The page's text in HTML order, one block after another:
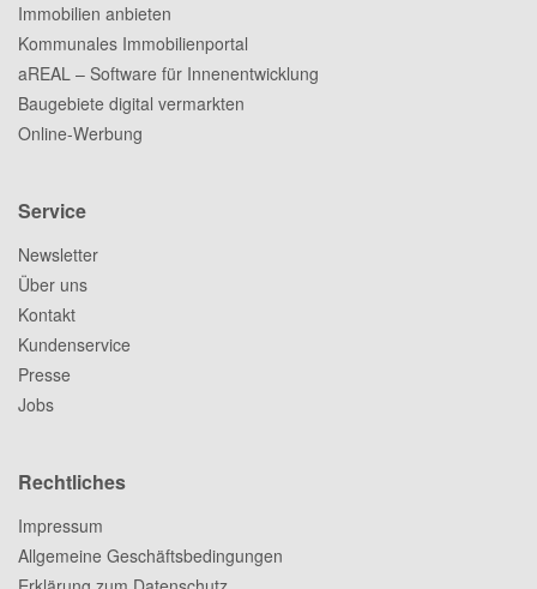
Immobilien anbieten
Kommunales Immobilienportal
aREAL – Software für Innenentwicklung
Baugebiete digital vermarkten
Online-Werbung
Service
Newsletter
Über uns
Kontakt
Kundenservice
Presse
Jobs
Rechtliches
Impressum
Allgemeine Geschäftsbedingungen